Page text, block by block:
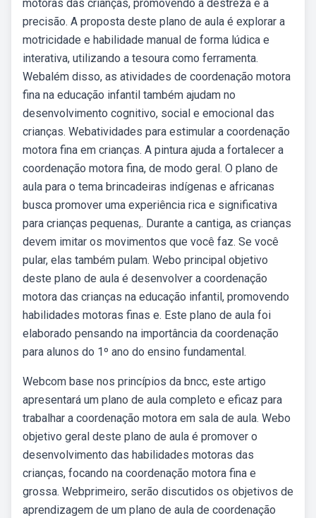
motoras das crianças, promovendo a destreza e a
precisão. A proposta deste plano de aula é explorar a
motricidade e habilidade manual de forma lúdica e
interativa, utilizando a tesoura como ferramenta.
Webalém disso, as atividades de coordenação motora
fina na educação infantil também ajudam no
desenvolvimento cognitivo, social e emocional das
crianças. Webatividades para estimular a coordenação
motora fina em crianças. A pintura ajuda a fortalecer a
coordenação motora fina, de modo geral. O plano de
aula para o tema brincadeiras indígenas e africanas
busca promover uma experiência rica e significativa
para crianças pequenas,. Durante a cantiga, as crianças
devem imitar os movimentos que você faz. Se você
pular, elas também pulam. Webo principal objetivo
deste plano de aula é desenvolver a coordenação
motora das crianças na educação infantil, promovendo
habilidades motoras finas e. Este plano de aula foi
elaborado pensando na importância da coordenação
para alunos do 1º ano do ensino fundamental.
Webcom base nos princípios da bncc, este artigo
apresentará um plano de aula completo e eficaz para
trabalhar a coordenação motora em sala de aula. Webo
objetivo geral deste plano de aula é promover o
desenvolvimento das habilidades motoras das
crianças, focando na coordenação motora fina e
grossa. Webprimeiro, serão discutidos os objetivos de
aprendizagem de um plano de aula de coordenação